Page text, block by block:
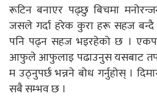
रूटिन बनाएर पढ्छु बिचमा
जसले गर्दा हरेक कुरा हरू सहज
पनि पढ्न सहज भइरहेको छ ।
आफुले आफुलाइ पढाउनुस यसबाट
म उठ्नुपर्छ भन्नने बोध गर्नुहोस् ।
सबै सम्भव छ ।